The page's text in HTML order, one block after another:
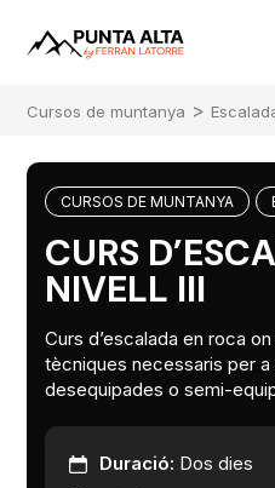
Cursos de muntanya >
CURSOS DE MUNTANYA
CURS
NIVELL III
Curs d’escalada en roca
tècniques necessaris per
desequipades o semi-
Duració: Dos dies